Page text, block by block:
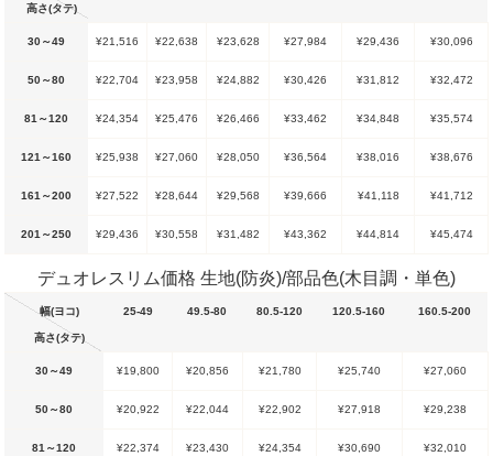
高さ(タテ)
30～49 ¥21,516 ¥22,638 ¥23,628 ¥27,984 ¥29,436 ¥30,096
50～80 ¥22,704 ¥23,958 ¥24,882 ¥30,426 ¥31,812 ¥32,472
81～120 ¥24,354 ¥25,476 ¥26,466 ¥33,462 ¥34,848 ¥35,574
121～160 ¥25,938 ¥27,060 ¥28,050 ¥36,564 ¥38,016 ¥38,676
161～200 ¥27,522 ¥28,644 ¥29,568 ¥39,666 ¥41,118 ¥41,712
201～250 ¥29,436 ¥30,558 ¥31,482 ¥43,362 ¥44,814 ¥45,474
デュオレスリム価格 生地(防炎)/部品色(木目調・単色)
幅(ヨコ)
高さ(タテ)
25-49 49.5-80 80.5-120 120.5-160 160.5-200
30～49 ¥19,800 ¥20,856 ¥21,780 ¥25,740 ¥27,060
50～80 ¥20,922 ¥22,044 ¥22,902 ¥27,918 ¥29,238
81～120 ¥22,374 ¥23,430 ¥24,354 ¥30,690 ¥32,010